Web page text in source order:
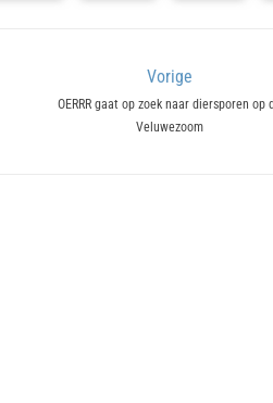
navigatie
Vorige
Previous
OERRR gaat op zoek naar diersporen op
Veluwezoom